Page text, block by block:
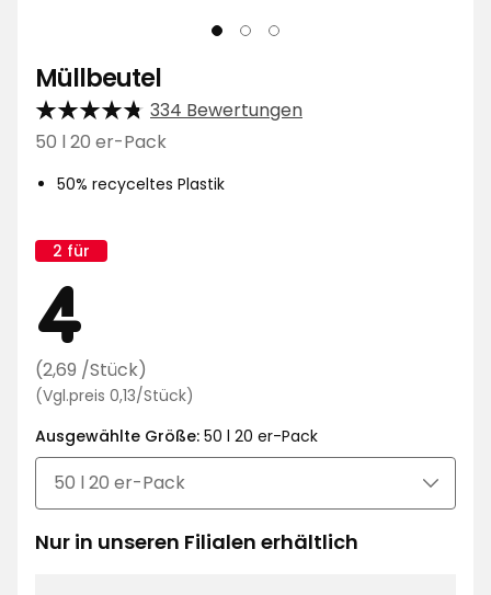
Müllbeutel
334 Bewertungen
50 l 20 er-Pack
50% recyceltes Plastik
Kampagnenname:
2 für
Aktionspreis
4
€
Regulärer
Preis
€
/Stück
(2,69 /Stück)
(Vgl.preis 0,13/Stück)
€
/Stück
Ausgewählte Größe: 50 l 20 er-Pack
Nur in unseren Filialen erhältlich